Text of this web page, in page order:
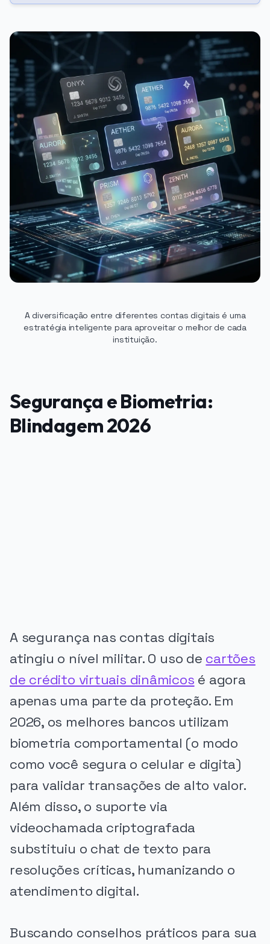
A diversificação entre diferentes contas digitais é uma
estratégia inteligente para aproveitar o melhor de cada
instituição.
Segurança e Biometria:
Blindagem 2026
A segurança nas contas digitais
atingiu o nível militar. O uso de cartões
de crédito virtuais dinâmicos é agora
apenas uma parte da proteção. Em
2026, os melhores bancos utilizam
biometria comportamental (o modo
como você segura o celular e digita)
para validar transações de alto valor.
Além disso, o suporte via
videochamada criptografada
substituiu o chat de texto para
resoluções críticas, humanizando o
atendimento digital.
Buscando conselhos práticos para sua